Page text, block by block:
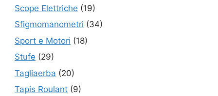
Scope Elettriche (19)
Sfigmomanometri (34)
Sport e Motori (18)
Stufe (29)
Tagliaerba (20)
Tapis Roulant (9)